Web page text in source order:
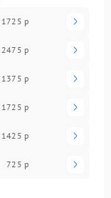
1725 р
2475 р
1375 р
1725 р
1425 р
725 р